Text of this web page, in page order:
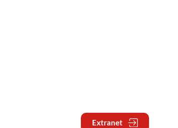
Extranet